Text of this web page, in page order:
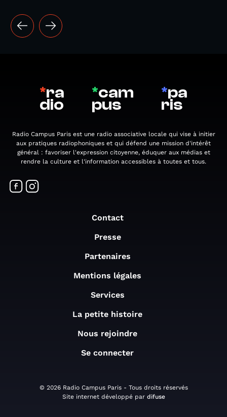
*ra
dio
*cam
pus
*pa
ris
Radio Campus Paris est une radio associative locale qui vise à initier
aux pratiques radiophoniques et qui défend une mission d'intérêt
général : favoriser l'expression citoyenne, éduquer aux médias et
rendre la culture et l'information accessibles à toutes et tous.
Contact
Presse
Partenaires
Mentions légales
Services
La petite histoire
Nous rejoindre
Se connecter
© 2026 Radio Campus Paris - Tous droits réservés
Site internet développé par difuse